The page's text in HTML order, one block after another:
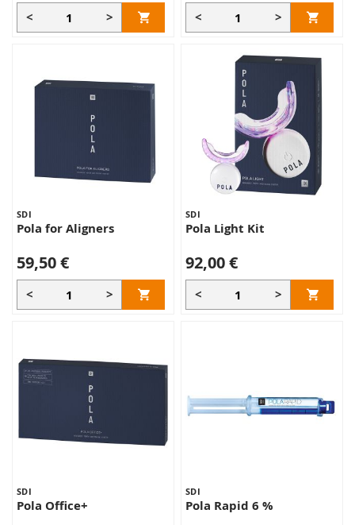
< > < >
SDI
Pola for Aligners
59,50 €
< >
SDI
Pola Light Kit
92,00 €
< >
SDI
Pola Office+
SDI
Pola Rapid 6 %